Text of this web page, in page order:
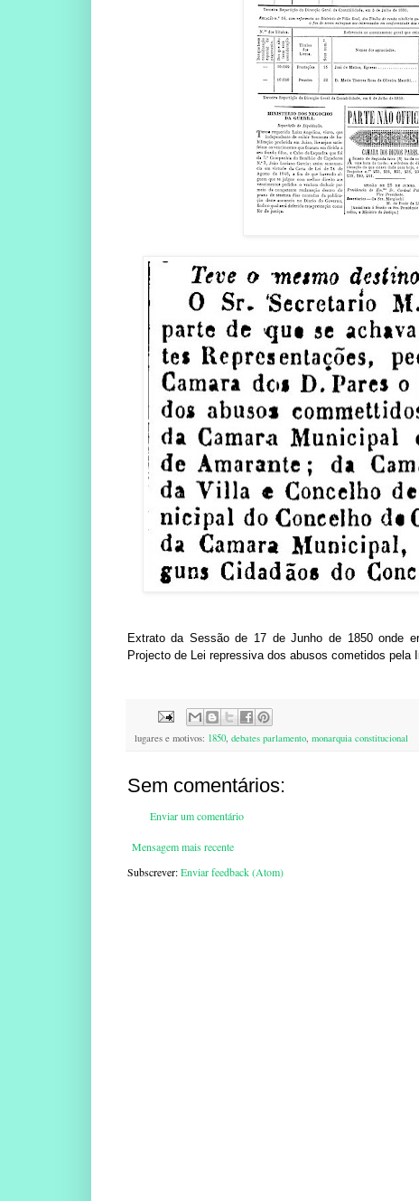
Extrato da Sessão de 17 de Junho de 1850 onde
Projecto de Lei repressiva dos abusos cometidos pela
lugares e motivos: 1850, debates parlamento, monarquia constitucional
Sem comentários:
Enviar um comentário
Mensagem mais recente
Subscrever:Enviar feedback (Atom)